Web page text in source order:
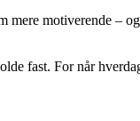
mere motiverende –
fast. For når